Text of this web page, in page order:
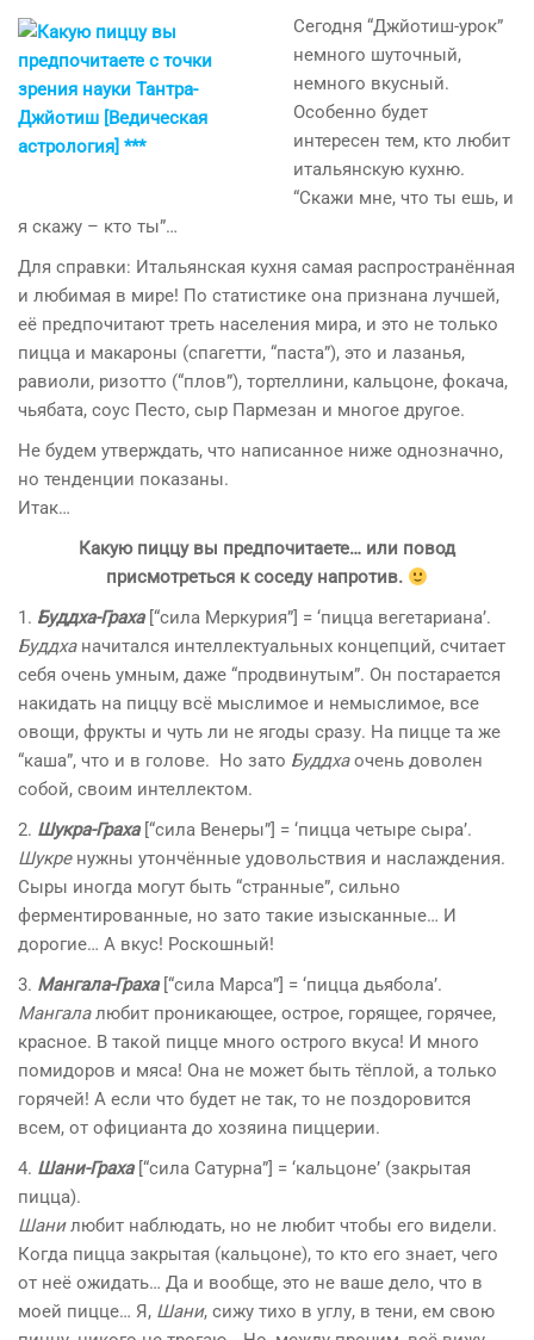
Сегодня “Джйотиш-урок”
немного шуточный,
немного вкусный.
Особенно будет
интересен тем, кто любит
итальянскую кухню.
“Скажи мне, что ты ешь, и
я скажу – кто ты”…
Для справки: Итальянская кухня самая распространённая
и любимая в мире! По статистике она признана лучшей,
её предпочитают треть населения мира, и это не только
пицца и макароны (спагетти, “паста”), это и лазанья,
равиоли, ризотто (“плов”), тортеллини, кальцоне, фокача,
чьябата, соус Песто, сыр Пармезан и многое другое.
Не будем утверждать, что написанное ниже однозначно,
но тенденции показаны.
Итак…
Какую пиццу вы предпочитаете… или повод
присмотреться к соседу напротив.
1. Буддха-Граха[“сила Меркурия”] = ‘пицца вегетариана’.
Буддханачитался интеллектуальных концепций, считает
себя очень умным, даже “продвинутым”. Он постарается
накидать на пиццу всё мыслимое и немыслимое, все
овощи, фрукты и чуть ли не ягоды сразу. На пицце та же
“каша”, что и в голове. Но зато Буддхаочень доволен
собой, своим интеллектом.
2. Шукра-Граха[“сила Венеры”] = ‘пицца четыре сыра’.
Шукренужны утончённые удовольствия и наслаждения.
Сыры иногда могут быть “странные”, сильно
ферментированные, но зато такие изысканные… И
дорогие… А вкус! Роскошный!
3. Мангала-Граха[“сила Марса”] = ‘пицца дьябола’.
Мангалалюбит проникающее, острое, горящее, горячее,
красное. В такой пицце много острого вкуса! И много
помидоров и мяса! Она не может быть тёплой, а только
горячей! А если что будет не так, то не поздоровится
всем, от официанта до хозяина пиццерии.
4. Шани-Граха[“сила Сатурна”] = ‘кальцоне’ (закрытая
пицца).
Шанилюбит наблюдать, но не любит чтобы его видели.
Когда пицца закрытая (кальцоне), то кто его знает, чего
от неё ожидать… Да и вообще, это не ваше дело, что в
моей пицце… Я, Шани, сижу тихо в углу, в тени, ем свою